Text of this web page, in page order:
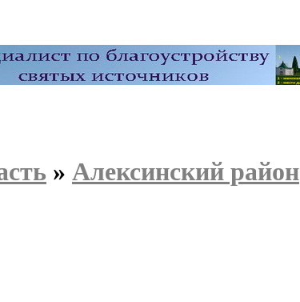
» Алексинский район